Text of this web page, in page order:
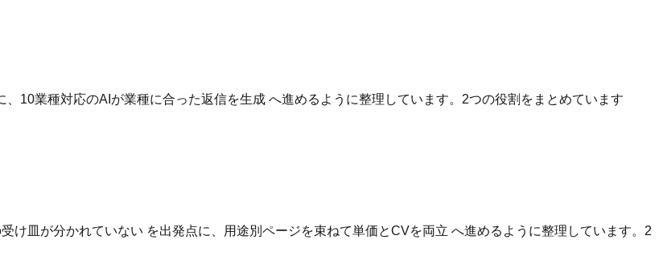
10業種対応のAIが業種に合った返信を生成 へ進めるように整理しています。2つの役割をまとめています
け皿が分かれていない を出発点に、用途別ページを束ねて単価とCVを両立 へ進めるように整理しています。2